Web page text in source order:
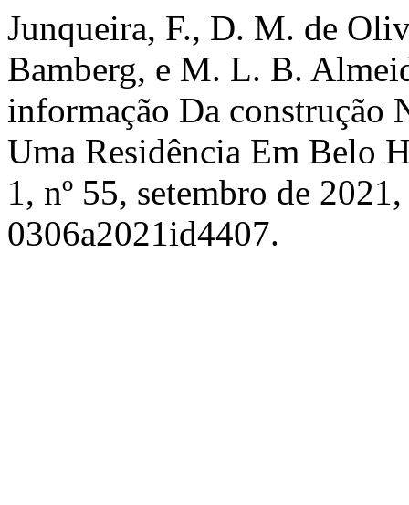
Junqueira, F., D. M. de
Bamberg, e M. L. B.
informação Da construção
Uma Residência Em Belo
1, nº 55, setembro de
0306a2021id4407.